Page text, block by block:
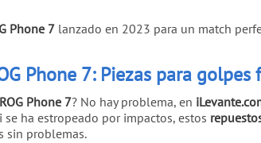
Phone 7 lanzado en 2023 para un match
Phone 7: Piezas para golpes
Phone 7? No hay problema, en
ha estropeado por impactos, estos
sin problemas.